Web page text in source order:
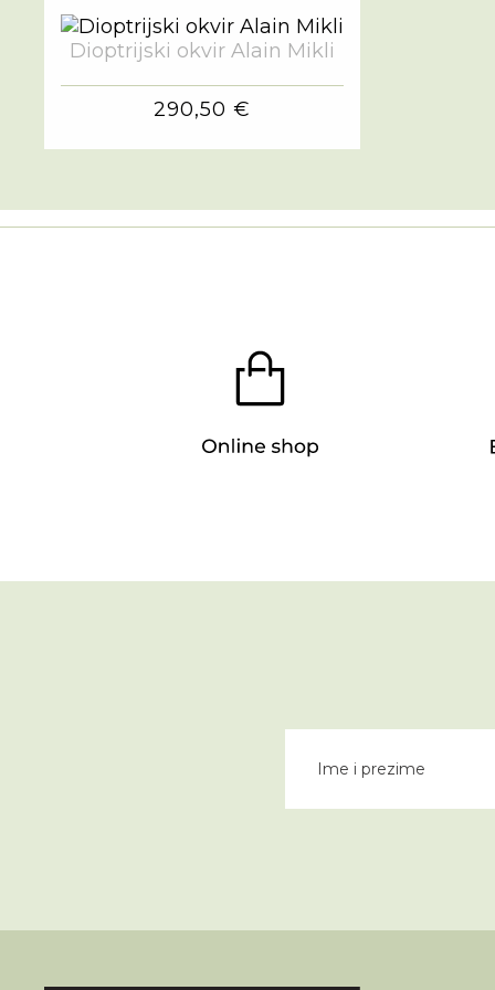
Dioptrijski okvir Alain Mikli
290,50 €